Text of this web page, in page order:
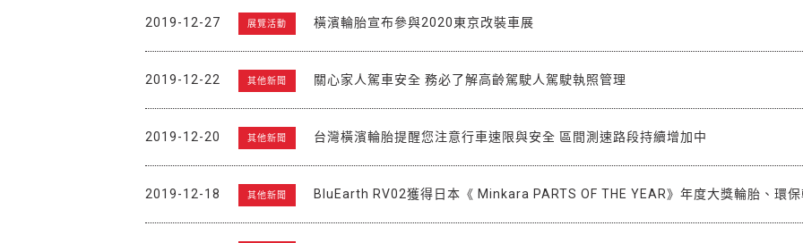
2019-12-27 展覽活動 橫濱輪胎宣布參與2020東京改裝車展
2019-12-22 其他新聞 關心家人駕車安全 務必了解高齡駕駛人駕駛執照管理
2019-12-20 其他新聞 台灣橫濱輪胎提醒您注意行車速限與安全 區間測速路段持續增加中
2019-12-18 其他新聞 BluEarth RV02獲得日本《 Minkara PARTS OF THE YEAR》年度大獎輪胎、環